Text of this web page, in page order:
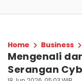
Home Business
Mengenali
Serangan